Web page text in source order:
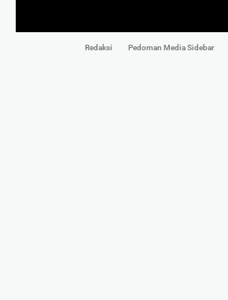
Redaksi Pedoman Media Sidebar